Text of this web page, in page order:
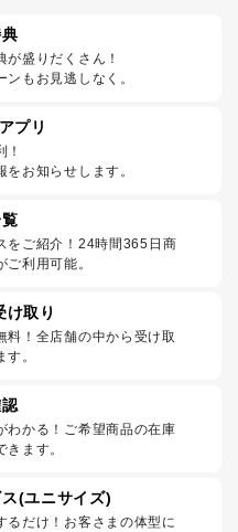
が盛りだくさん！
もお見逃しなく。
プリ
お知らせします。
をご紹介！24時間365日商
利用可能。
け取り
料！全店舗の中から受け取
。
わかる！ご希望商品の在庫
ます。
(ユニサイズ)
るだけ！お客さまの体型に